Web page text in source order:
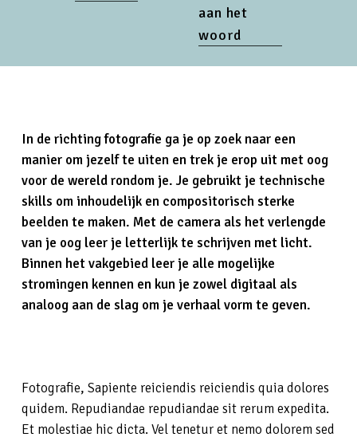
aan het
woord
In de richting fotografie ga je op zoek naar een
manier om jezelf te uiten en trek je erop uit met oog
voor de wereld rondom je. Je gebruikt je technische
skills om inhoudelijk en compositorisch sterke
beelden te maken. Met de camera als het verlengde
van je oog leer je letterlijk te schrijven met licht.
Binnen het vakgebied leer je alle mogelijke
stromingen kennen en kun je zowel digitaal als
analoog aan de slag om je verhaal vorm te geven.
Fotografie, Sapiente reiciendis reiciendis quia dolores
quidem. Repudiandae repudiandae sit rerum expedita.
Et molestiae hic dicta. Vel tenetur et nemo dolorem sed